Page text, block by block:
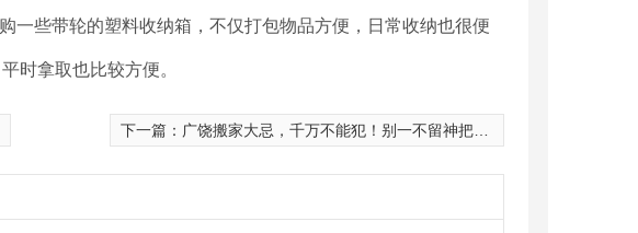
一些带轮的塑料收纳箱，不仅打包物品方便，日常收纳也很便
时拿取也比较方便。
下一篇： 广饶搬家大忌，千万不能犯！别一不留神把穷运搬进家！